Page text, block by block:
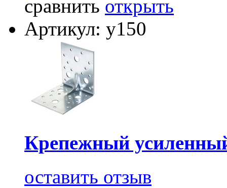
сравнить открыть
Артикул: у150
Крепежный
оставить отзыв